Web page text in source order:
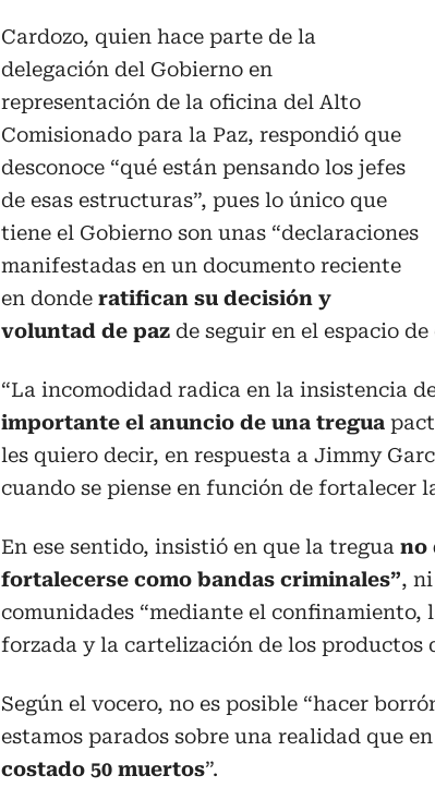
Cardozo, quien hace parte de la
delegación del Gobierno en
representación de la oficina del Alto
Comisionado para la Paz, respondió que
desconoce “qué están pensando los jefes
de esas estructuras”, pues lo único que
tiene el Gobierno son unas “declaraciones
manifestadas en un documento reciente
en donde ratifican su decisión y
voluntad de paz de seguir en el espacio de
“La incomodidad radica en la insistencia
importante el anuncio de una tregua
les quiero decir, en respuesta a Jimmy
cuando se piense en función de fortalecer
En ese sentido, insistió en que la tregua no
fortalecerse como bandas criminales”,
comunidades “mediante el confinamiento,
forzada y la cartelización de los productos
Según el vocero, no es posible “hacer
estamos parados sobre una realidad que
costado 50 muertos”.